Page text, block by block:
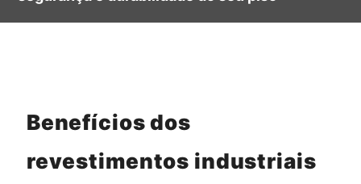
Benefícios dos
revestimentos industriais